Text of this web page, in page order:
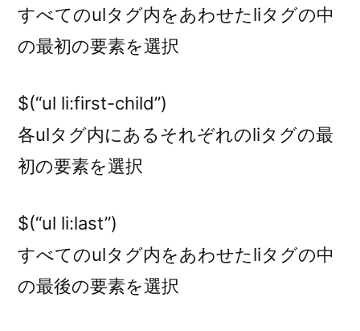
すべてのulタグ内をあわせたliタグの中
の最初の要素を選択
$(“ul li:first-child”)
各ulタグ内にあるそれぞれのliタグの最
初の要素を選択
$(“ul li:last”)
すべてのulタグ内をあわせたliタグの中
の最後の要素を選択